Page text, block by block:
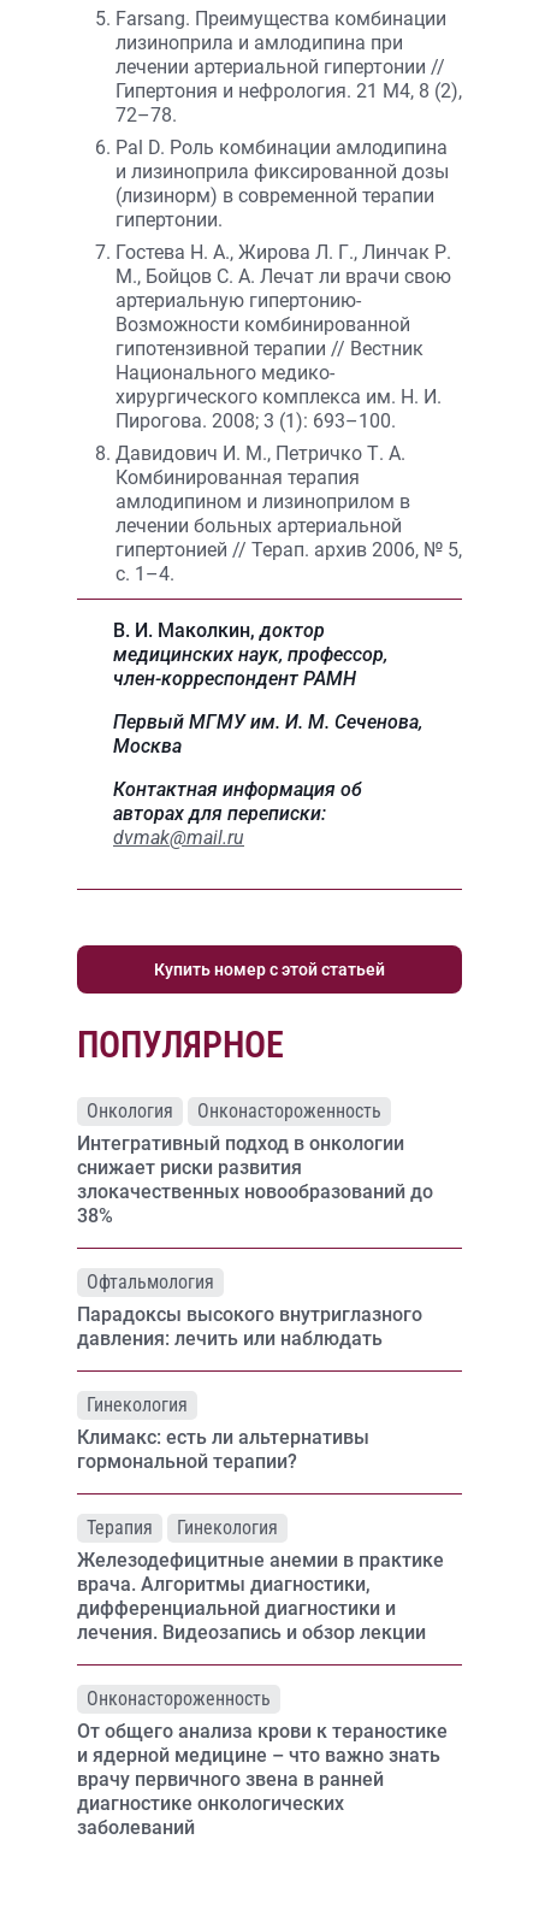
Farsang. Преимущества комбинации
лизиноприла и амлодипина при
лечении артериальной гипертонии //
Гипертония и нефрология. 21 М4, 8 (2),
72–78.
Pal D. Роль комбинации амлодипина
и лизиноприла фиксированной дозы
(лизинорм) в современной терапии
гипертонии.
Гостева Н. А., Жирова Л. Г., Линчак Р.
М., Бойцов С. А. Лечат ли врачи свою
артериальную гипертонию-
Возможности комбинированной
гипотензивной терапии // Вестник
Национального медико-
хирургического комплекса им. Н. И.
Пирогова. 2008; 3 (1): 693–100.
Давидович И. М., Петричко Т. А.
Комбинированная терапия
амлодипином и лизиноприлом в
лечении больных артериальной
гипертонией // Терап. архив 2006, № 5,
с. 1–4.
В. И. Маколкин, доктор
медицинских наук, профессор,
член-корреспондент РАМН
Первый МГМУ им. И. М. Сеченова,
Москва
Контактная информация об
авторах для переписки:
dvmak@mail.ru
Купить номер с этой статьей
ПОПУЛЯРНОЕ
Онкология
Онконастороженность
Интегративный подход в онкологии
снижает риски развития
злокачественных новообразований до
38%
Офтальмология
Парадоксы высокого внутриглазного
давления: лечить или наблюдать
Гинекология
Климакс: есть ли альтернативы
гормональной терапии?
Терапия
Гинекология
Железодефицитные анемии в практике
врача. Алгоритмы диагностики,
дифференциальной диагностики и
лечения. Видеозапись и обзор лекции
Онконастороженность
От общего анализа крови к тераностике
и ядерной медицине – что важно знать
врачу первичного звена в ранней
диагностике онкологических
заболеваний